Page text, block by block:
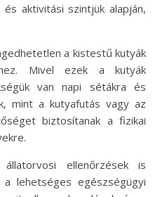
aktivitási szintjük alapján,
a kistestű kutyák
Mivel ezek a kutyák
van napi sétákra és
mint a kutyafutás vagy az
biztosítanak a fizikai
ellenőrzések is
lehetséges egészségügyi